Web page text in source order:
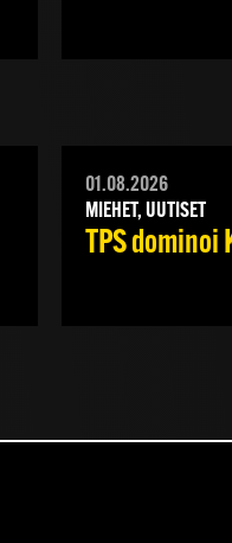
01.08.2026
MIEHET, UUTISET
TPS dominoi